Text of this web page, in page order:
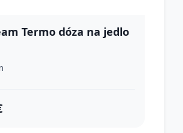
Termo dóza na jedlo